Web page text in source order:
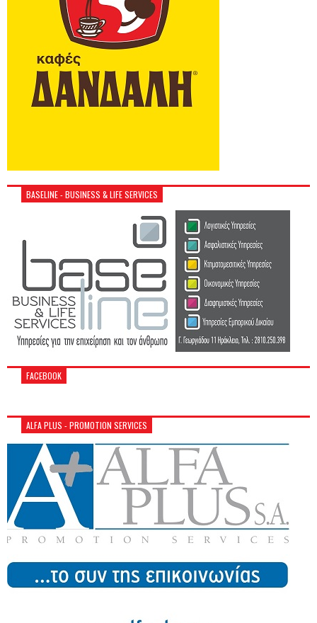
BASELINE - BUSINESS & LIFE SERVICES
FACEBOOK
ALFA PLUS - PROMOTION SERVICES